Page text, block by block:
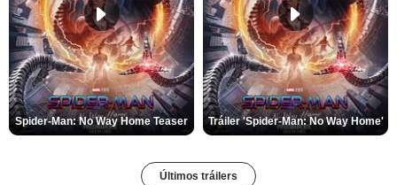
Spider-Man: No Way Home Teaser Tráiler 'Spider-Man: No Way Home'
Últimos tráilers